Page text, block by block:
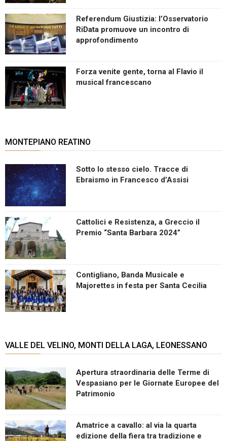
Referendum Giustizia: l’Osservatorio
RiData promuove un incontro di
approfondimento
Forza venite gente, torna al Flavio il
musical francescano
MONTEPIANO REATINO
Sotto lo stesso cielo. Tracce di
Ebraismo in Francesco d’Assisi
Cattolici e Resistenza, a Greccio il
Premio “Santa Barbara 2024”
Contigliano, Banda Musicale e
Majorettes in festa per Santa Cecilia
VALLE DEL VELINO, MONTI DELLA LAGA, LEONESSANO
Apertura straordinaria delle Terme di
Vespasiano per le Giornate Europee del
Patrimonio
Amatrice a cavallo: al via la quarta
edizione della fiera tra tradizione e